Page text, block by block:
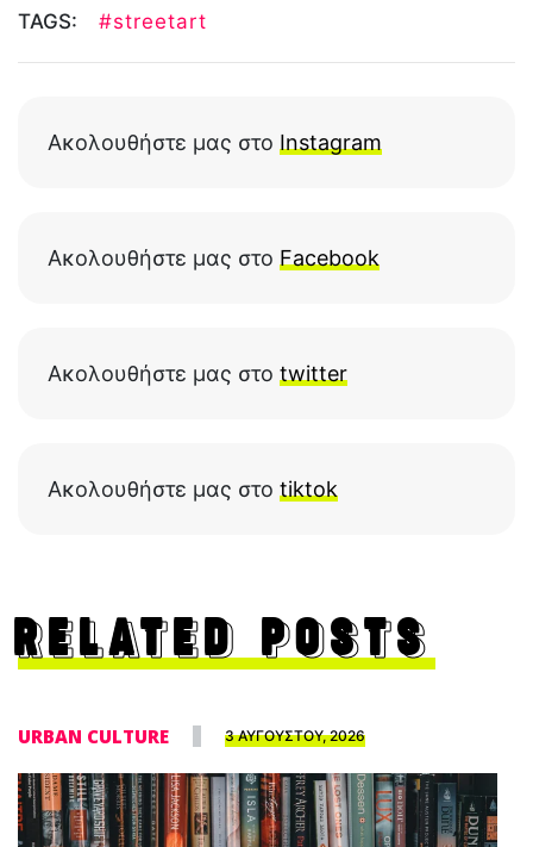
TAGS: #streetart
Ακολουθήστε μας στο Instagram
Ακολουθήστε μας στο Facebook
Ακολουθήστε μας στο twitter
Ακολουθήστε μας στο tiktok
RELATED POSTS
URBAN CULTURE 3 ΑΥΓΟΥΣΤΟΥ, 2026